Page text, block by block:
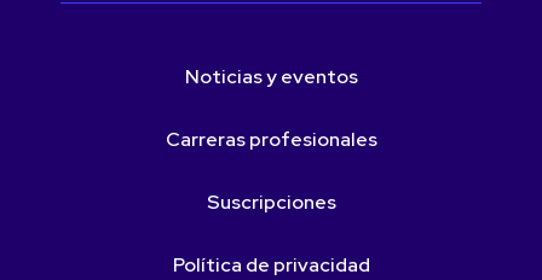
Noticias y eventos
Carreras profesionales
Suscripciones
Política de privacidad